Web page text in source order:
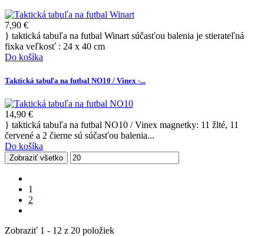
7,90 €
} taktická tabuľa na futbal Winart súčasťou balenia je stierateľná
fixka veľkosť : 24 x 40 cm
Do košíka
Taktická tabuľa na futbal NO10 / Vinex -...
14,90 €
} taktická tabuľa na futbal NO10 / Vinex magnetky: 11 žlté, 11
červené a 2 čierne sú súčasťou balenia...
Do košíka
Zobraziť všetko
1
2
Zobraziť 1 - 12 z 20 položiek